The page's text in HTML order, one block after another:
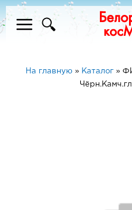
На главную» Каталог»